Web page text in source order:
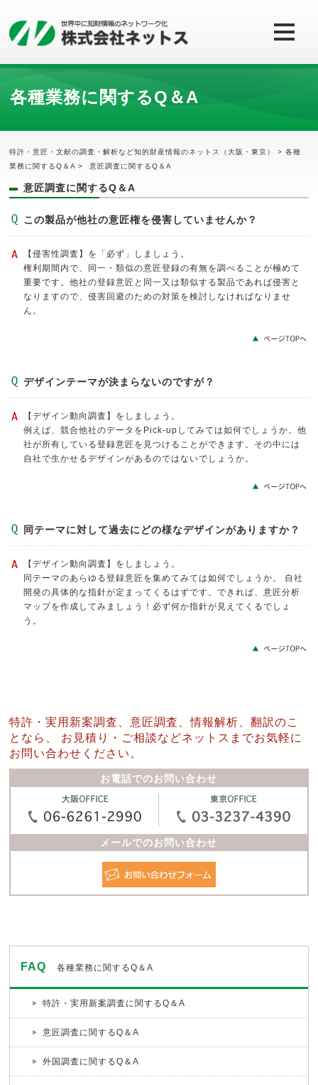
各種業務に関するQ＆A
特許・意匠・文献の調査・解析など知的財産情報のネットス（大阪・東京） >各種
業務に関するQ＆A > 意匠調査に関するQ＆A
意匠調査に関するQ＆A
この製品が他社の意匠権を侵害していませんか？
【侵害性調査】を「必ず」しましょう。
権利期間内で、同一・類似の意匠登録の有無を調べることが極めて
重要です。他社の登録意匠と同一又は類似する製品であれば侵害と
なりますので、侵害回避のための対策を検討しなければなりませ
ん。
デザインテーマが決まらないのですが？
【デザイン動向調査】をしましょう。
例えば、競合他社のデータをPick-upしてみては如何でしょうか。他
社が所有している登録意匠を見つけることができます。その中には
自社で生かせるデザインがあるのではないでしょうか。
同テーマに対して過去にどの様なデザインがありますか？
【デザイン動向調査】をしましょう。
同テーマのあらゆる登録意匠を集めてみては如何でしょうか。 自社
開発の具体的な指針が定まってくるはずです。できれば、意匠分析
マップを作成してみましょう！必ず何か指針が見えてくるでしょ
う。
特許・実用新案調査、意匠調査、情報解析、翻訳のこ
となら、
お見積り・ご相談などネットスまでお気軽に
お問い合わせください。
お電話でのお問い合わせ
メールでのお問い合わせ
FAQ 各種業務に関するQ＆A
特許・実用新案調査 に関するQ＆A
意匠調査に関するQ＆A
外国調査に関するQ＆A